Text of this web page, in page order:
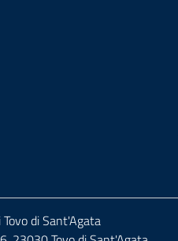
Tovo di Sant'Agata